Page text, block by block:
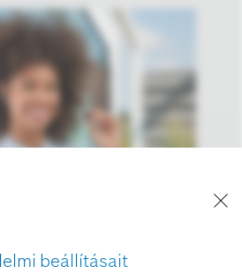
beállításait
felhasználható.